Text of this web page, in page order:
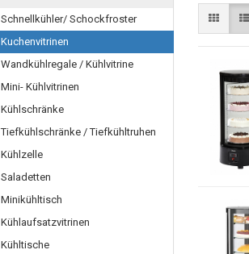
Schnellkühler/ Schockfroster
Kuchenvitrinen
Wandkühlregale / Kühlvitrine
Mini- Kühlvitrinen
Kühlschränke
Tiefkühlschränke / Tiefkühltruhen
Kühlzelle
Saladetten
Minikühltisch
Kühlaufsatzvitrinen
Kühltische